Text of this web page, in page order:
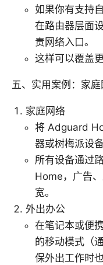
如果你有支持
在路由器层面
责网络入口。
这样可以覆盖
五、实用案例：家
家庭网络
将 Adguard
器或树梅派设
所有设备通过
Home，广告
宽。
外出办公
在笔记本或便
的移动模式（
保外出工作时